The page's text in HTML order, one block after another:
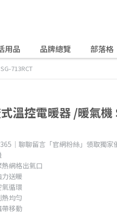
用品 品牌總覽 部落格
713RCT
溫控電暖器 /暖氣機
｜聊聊留言「官網粉絲」領取獨家
網格出氣口
送暖
循環
均勻
移動